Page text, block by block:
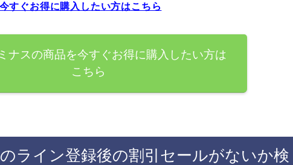
すぐお得に購入したい方はこちら
ナスの商品を今すぐお得に購入したい方は
こちら
ライン登録後の割引セールがないか検